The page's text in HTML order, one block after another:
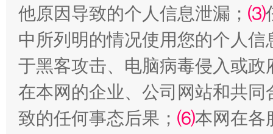
他原因导致的个人信息泄漏； ⑶
中所列明的情况使用您的个人
于黑客攻击、电脑病毒侵入或
在本网的企业、公司网站和共
致的任何事态后果； ⑹本网在各